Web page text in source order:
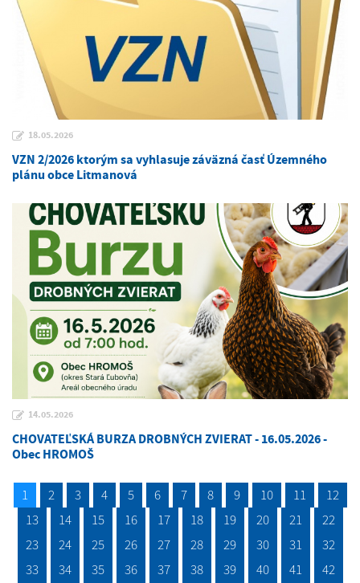
18.05.2026
VZN 2/2026 ktorým sa vyhlasuje záväzná časť Územného
plánu obce Litmanová
14.05.2026
CHOVATEĽSKÁ BURZA DROBNÝCH ZVIERAT - 16.05.2026 -
Obec HROMOŠ
1 2 3 4 5 6 7 8 9 10 11
12
13
14 15 16 17 18 19 20 21
22
23
24 25 26 27 28 29 30 31
32
33
34 35 36 37 38 39 40 41
42